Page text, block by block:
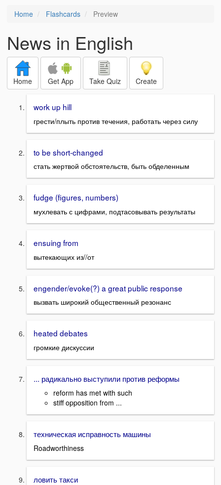
Home Flashcards Preview
News in English
Home Get App Take Quiz Create
work up hill
грести/плыть против течения, работать через силу
to be short-changed
стать жертвой обстоятельств, быть обделенным
fudge (figures, numbers)
мухлевать с цифрами, подтасовывать результаты
ensuing from
вытекающих из//от
engender/evoke(?) a great public response
вызвать широкий общественный резонанс
heated debates
громкие дискуссии
... радикально выступили против реформы
reform has met with such
stiff opposition from ...
техническая исправность машины
Roadworthiness
ловить такси